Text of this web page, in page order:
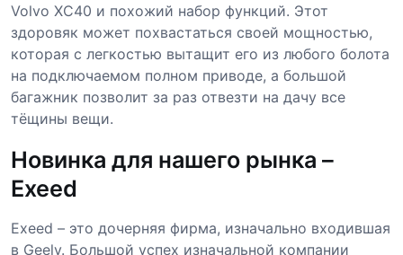
Volvo XC40 и похожий набор функций. Этот
здоровяк может похвастаться своей мощностью,
которая с легкостью вытащит его из любого болота
на подключаемом полном приводе, а большой
багажник позволит за раз отвезти на дачу все
тёщины вещи.
Новинка для нашего рынка –
Exeed
Exeed – это дочерняя фирма, изначально входившая
в Geely. Большой успех изначальной компании